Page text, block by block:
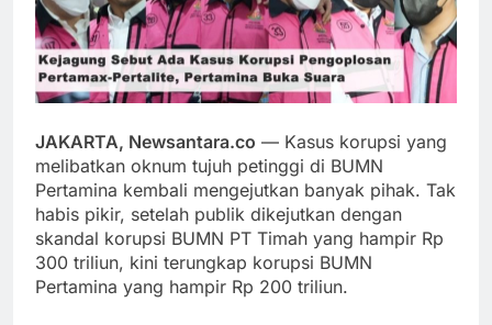
JAKARTA, Newsantara.co — Kasus korupsi yang
melibatkan oknum tujuh petinggi di BUMN
Pertamina kembali mengejutkan banyak pihak. Tak
habis pikir, setelah publik dikejutkan dengan
skandal korupsi BUMN PT Timah yang hampir Rp
300 triliun, kini terungkap korupsi BUMN
Pertamina yang hampir Rp 200 triliun.